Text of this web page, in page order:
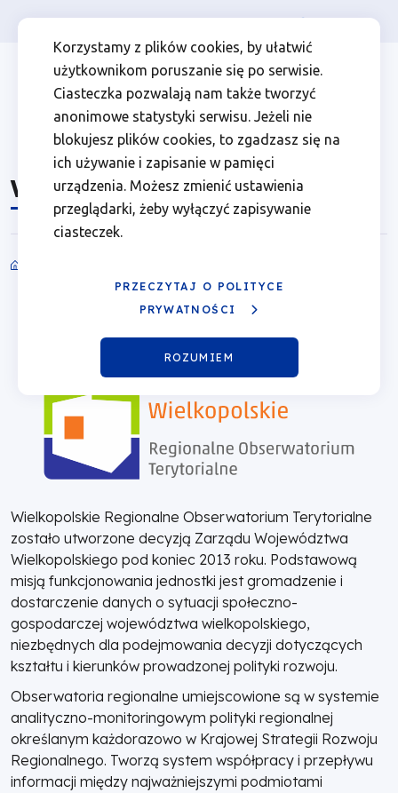
Korzystamy z plików cookies, by ułatwić
użytkownikom poruszanie się po serwisie.
Ciasteczka pozwalają nam także tworzyć
anonimowe statystyki serwisu. Jeżeli nie
blokujesz plików cookies, to zgadzasz się na
ich używanie i zapisanie w pamięci
urządzenia. Możesz zmienić ustawienia
przeglądarki, żeby wyłączyć zapisywanie
ciasteczek.
PRZECZYTAJ O POLITYCE
PRYWATNOŚCI
ROZUMIEM
WROT
Fundusze
Europejskie
dla
Wielkopolski
Przejdź
głównej
nawigacji
Przejdź
wyszukiwarki
Przejdź
zawartości
strony
Przejdź
stopki
Menu
Header
Top
Osoba prywatna Firma
Menu
top
left
WROT
Wielkopolskie Regionalne
Obserwatorium Terytorialne (WROT)
Wielkopolskie Regionalne Obserwatorium Terytorialne
zostało utworzone decyzją Zarządu Województwa
Wielkopolskiego pod koniec 2013 roku. Podstawową
misją funkcjonowania jednostki jest gromadzenie i
dostarczenie danych o sytuacji społeczno-
gospodarczej województwa wielkopolskiego,
niezbędnych dla podejmowania decyzji dotyczących
kształtu i kierunków prowadzonej polityki rozwoju.
Obserwatoria regionalne umiejscowione są w systemie
analityczno-monitoringowym polityki regionalnej
określanym każdorazowo w Krajowej Strategii Rozwoju
Regionalnego. Tworzą system współpracy i przepływu
informacji między najważniejszymi podmiotami